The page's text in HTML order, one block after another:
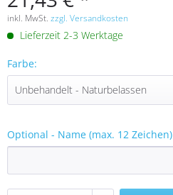
inkl. MwSt. zzgl. Versandkosten
Lieferzeit 2-3 Werktage
Farbe:
Optional - Name (max. 12 Zeichen)